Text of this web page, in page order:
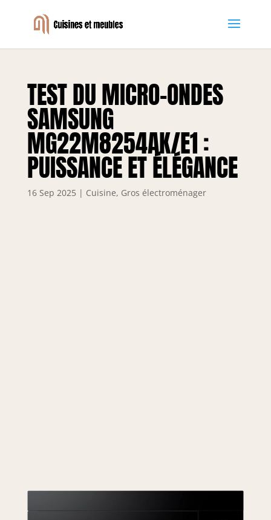
TEST DU MICRO-ONDES
SAMSUNG
MG22M8254AK/E1 :
PUISSANCE ET ÉLÉGANCE
16 Sep 2025 | Cuisine, Gros électroménager